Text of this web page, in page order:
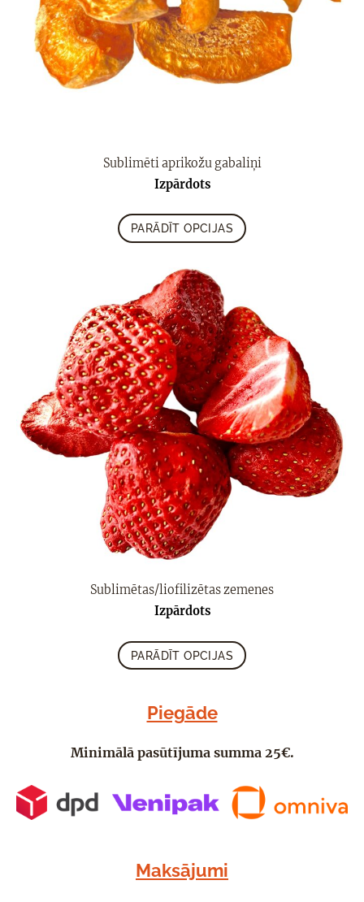
Piegāde
Minimālā pasūtījuma summa 25€.
Maksājumi
Sublimēti aprikožu gabaliņi
Izpārdots
PARĀDĪT OPCIJAS
Sublimētas/liofilizētas zemenes
Izpārdots
PARĀDĪT OPCIJAS